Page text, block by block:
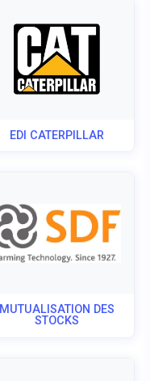
EDI CATERPILLAR
MUTUALISATION DES
STOCKS